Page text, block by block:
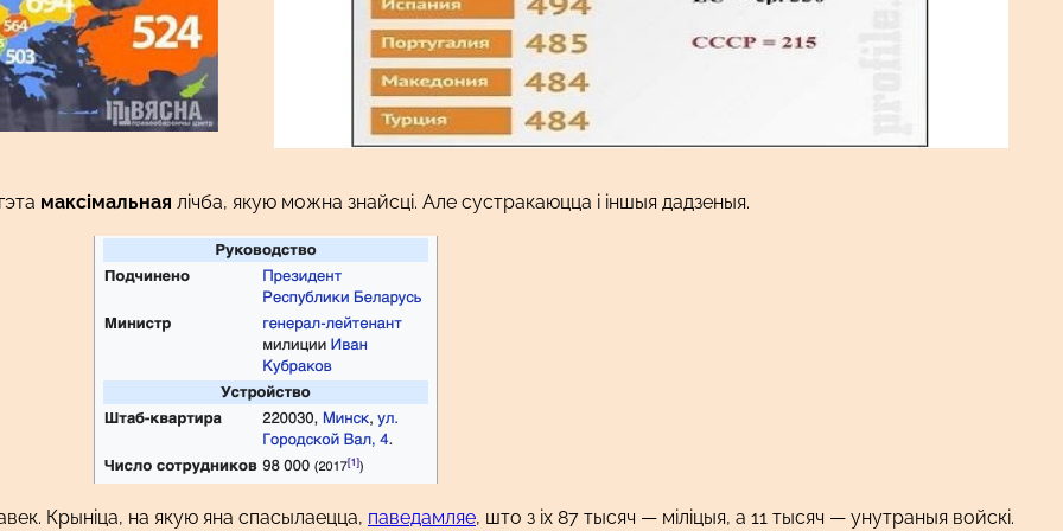
максімальная лічба, якую можна знайсці. Але сустракаюцца і іншыя дадзеныя.
Крыніца, на якую яна спасылаецца, паведамляе, што з іх 87 тысяч — міліцыя, а 11 тысяч — унутраныя войскі.